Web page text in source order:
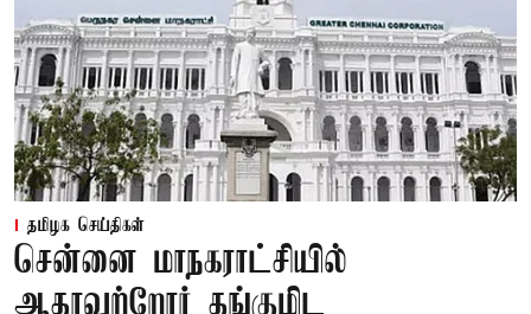
தமிழக செய்திகள்
சென்னை மாநகராட்சியில்
ஆதரவற்றோர் தங்குமிட